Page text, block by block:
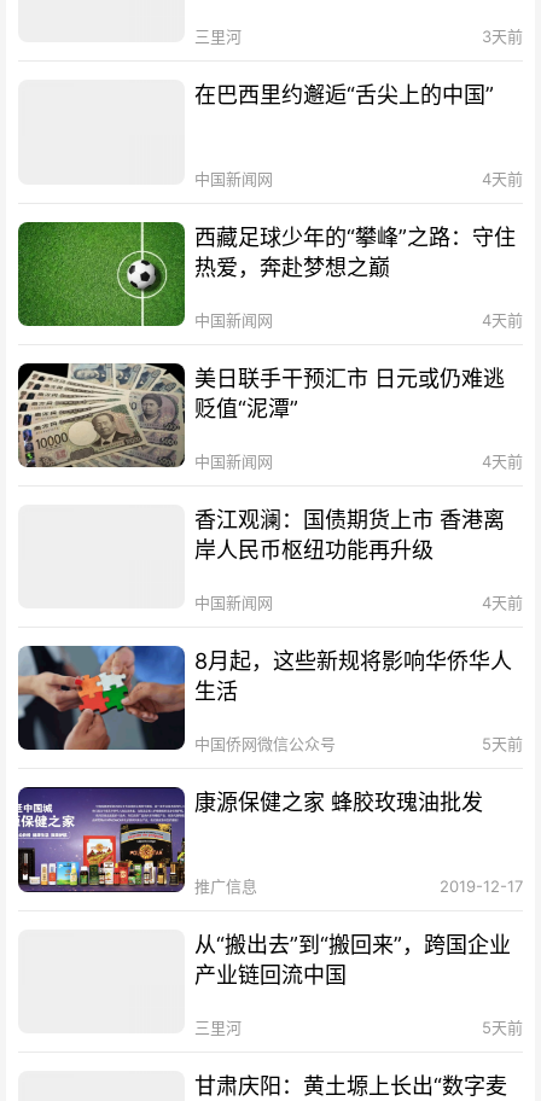
三里河 3天前
在巴西里约邂逅“舌尖上的中国”
中国新闻网 4天前
西藏足球少年的“攀峰”之路：守住
热爱，奔赴梦想之巅
中国新闻网 4天前
美日联手干预汇市 日元或仍难逃
贬值“泥潭”
中国新闻网 4天前
香江观澜：国债期货上市 香港离
岸人民币枢纽功能再升级
中国新闻网 4天前
8月起，这些新规将影响华侨华人
生活
中国侨网微信公众号 5天前
康源保健之家 蜂胶玫瑰油批发
推广信息 2019-12-17
从“搬出去”到“搬回来”，跨国企业
产业链回流中国
三里河 5天前
甘肃庆阳：黄土塬上长出“数字麦